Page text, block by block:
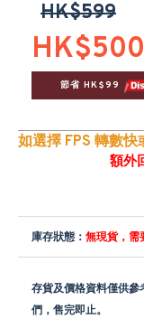
HK$500
HK$599
節省 HK$99
如選擇 FPS 轉數
額外
庫存狀態： 無現貨，需
存貨及價格資料僅供
們，售完即止。